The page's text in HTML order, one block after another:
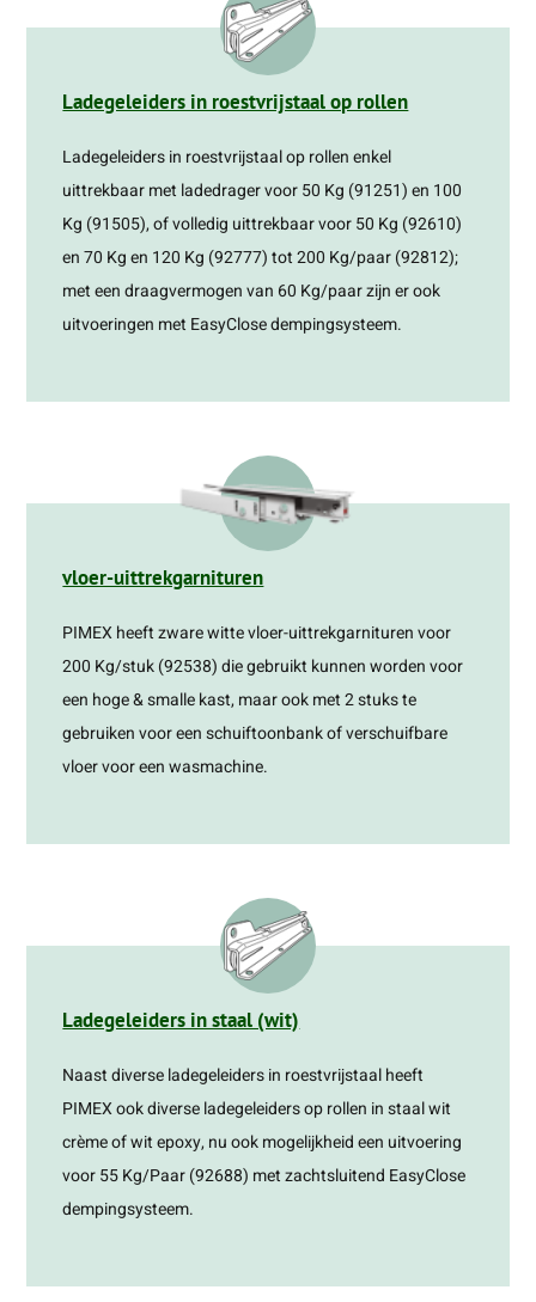
Ladegeleiders in roestvrijstaal op rollen
Ladegeleiders in roestvrijstaal op rollen enkel
uittrekbaar met ladedrager voor 50 Kg (91251) en 100
Kg (91505), of volledig uittrekbaar voor 50 Kg (92610)
en 70 Kg en 120 Kg (92777) tot 200 Kg/paar (92812);
met een draagvermogen van 60 Kg/paar zijn er ook
uitvoeringen met EasyClose dempingsysteem.
vloer-uittrekgarnituren
PIMEX heeft zware witte vloer-uittrekgarnituren voor
200 Kg/stuk (92538) die gebruikt kunnen worden voor
een hoge & smalle kast, maar ook met 2 stuks te
gebruiken voor een schuiftoonbank of verschuifbare
vloer voor een wasmachine.
Ladegeleiders in staal (wit)
Naast diverse ladegeleiders in roestvrijstaal heeft
PIMEX ook diverse ladegeleiders op rollen in staal wit
crème of wit epoxy, nu ook mogelijkheid een uitvoering
voor 55 Kg/Paar (92688) met zachtsluitend EasyClose
dempingsysteem.